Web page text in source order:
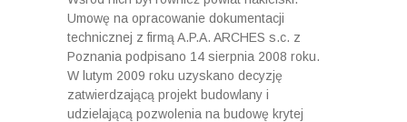
Umowę na opracowanie dokumentacji
technicznej z firmą A.P.A. ARCHES s.c. z
Poznania podpisano 14 sierpnia 2008 roku.
W lutym 2009 roku uzyskano decyzję
zatwierdzającą projekt budowlany i
udzielającą pozwolenia na budowę krytej